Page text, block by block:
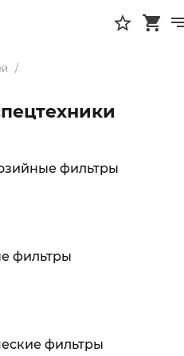
фильтры
фильтры
фильтры